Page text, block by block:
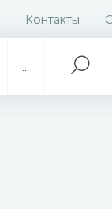
Контакты